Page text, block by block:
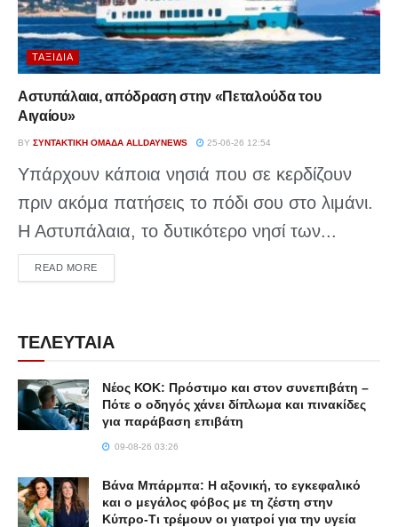
ΤΑΞΊΔΙΑ
Αστυπάλαια, απόδραση στην «Πεταλούδα του
Αιγαίου»
BY ΣΥΝΤΑΚΤΙΚΉ ΟΜΆΔΑ ALLDAYNEWS 25-06-26 12:54
Υπάρχουν κάποια νησιά που σε κερδίζουν
πριν ακόμα πατήσεις το πόδι σου στο λιμάνι.
Η Αστυπάλαια, το δυτικότερο νησί των...
READ MOREDETAILS
ΤΕΛΕΥΤΑΙΑ
Νέος ΚΟΚ: Πρόστιμο και στον συνεπιβάτη –
Πότε ο οδηγός χάνει δίπλωμα και πινακίδες
για παράβαση επιβάτη
09-08-26 03:26
Βάνα Μπάρμπα: Η αξονική, το εγκεφαλικό
και ο μεγάλος φόβος με τη ζέστη στην
Κύπρο-Τι τρέμουν οι γιατροί για την υγεία